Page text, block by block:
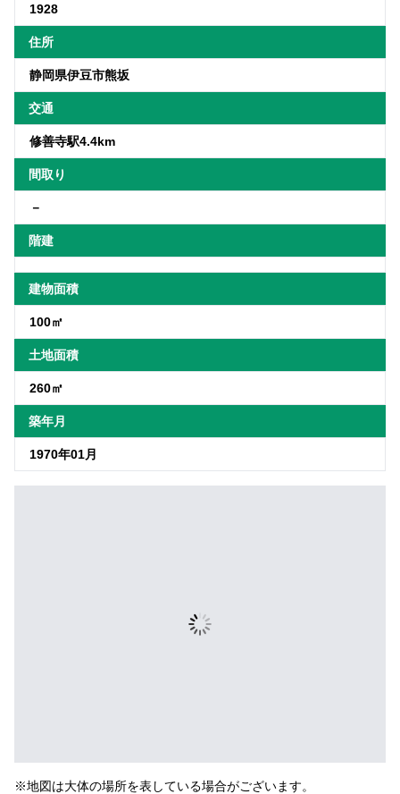
1928
住所
静岡県伊豆市熊坂
交通
修善寺駅4.4km
間取り
－
階建
建物面積
100㎡
土地面積
260㎡
築年月
1970年01月
※地図は大体の場所を表している場合がございます。